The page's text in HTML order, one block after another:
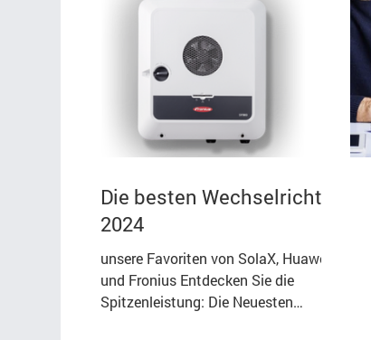
Die besten Wechselrichter
2024
unsere Favoriten von SolaX, Huawei
und Fronius Entdecken Sie die
Spitzenleistung: Die Neuesten